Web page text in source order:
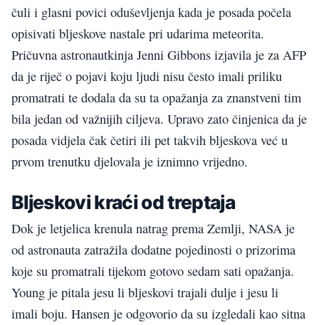
čuli i glasni povici oduševljenja kada je posada počela
opisivati bljeskove nastale pri udarima meteorita.
Pričuvna astronautkinja Jenni Gibbons izjavila je za AFP
da je riječ o pojavi koju ljudi nisu često imali priliku
promatrati te dodala da su ta opažanja za znanstveni tim
bila jedan od važnijih ciljeva. Upravo zato činjenica da je
posada vidjela čak četiri ili pet takvih bljeskova već u
prvom trenutku djelovala je iznimno vrijedno.
Bljeskovi kraći od treptaja
Dok je letjelica krenula natrag prema Zemlji, NASA je
od astronauta zatražila dodatne pojedinosti o prizorima
koje su promatrali tijekom gotovo sedam sati opažanja.
Young je pitala jesu li bljeskovi trajali dulje i jesu li
imali boju. Hansen je odgovorio da su izgledali kao sitna